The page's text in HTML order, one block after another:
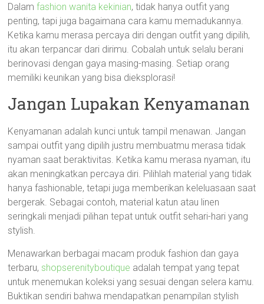
Dalamfashion wanita kekinian, tidak hanya outfit yang
penting, tapi juga bagaimana cara kamu memadukannya.
Ketika kamu merasa percaya diri dengan outfit yang dipilih,
itu akan terpancar dari dirimu. Cobalah untuk selalu berani
berinovasi dengan gaya masing-masing. Setiap orang
memiliki keunikan yang bisa dieksplorasi!
Jangan Lupakan Kenyamanan
Kenyamanan adalah kunci untuk tampil menawan. Jangan
sampai outfit yang dipilih justru membuatmu merasa tidak
nyaman saat beraktivitas. Ketika kamu merasa nyaman, itu
akan meningkatkan percaya diri. Pilihlah material yang tidak
hanya fashionable, tetapi juga memberikan keleluasaan saat
bergerak. Sebagai contoh, material katun atau linen
seringkali menjadi pilihan tepat untuk outfit sehari-hari yang
stylish.
Menawarkan berbagai macam produk fashion dan gaya
terbaru, shopserenityboutique adalah tempat yang tepat
untuk menemukan koleksi yang sesuai dengan selera kamu.
Buktikan sendiri bahwa mendapatkan penampilan stylish